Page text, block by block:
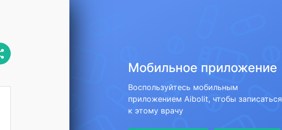
Мобильное приложение
Воспользуйтесь мобильным
приложением Aibolit, чтобы записаться
к этому врачу